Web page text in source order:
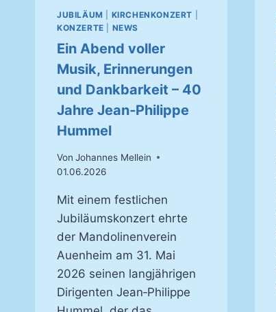
JUBILÄUM KIRCHENKONZERT
KONZERTE
NEWS
Ein Abend voller
Musik, Erinnerungen
und Dankbarkeit – 40
Jahre Jean‑Philippe
Hummel
Von Johannes Mellein
01.06.2026
Mit einem festlichen
Jubiläumskonzert ehrte
der Mandolinenverein
Auenheim am 31. Mai
2026 seinen langjährigen
Dirigenten Jean‑Philippe